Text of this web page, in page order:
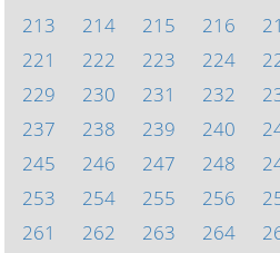
213
214 215 216
221
222 223 224
229
230 231 232
237
238 239 240
245
246 247 248
253
254 255 256
261
262 263 264